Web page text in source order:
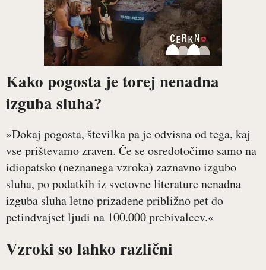
Kako pogosta je torej nenadna
izguba sluha?
»Dokaj pogosta, številka pa je odvisna od tega, kaj
vse prištevamo zraven. Če se osredotočimo samo na
idiopatsko (neznanega vzroka) zaznavno izgubo
sluha, po podatkih iz svetovne literature nenadna
izguba sluha letno prizadene približno pet do
petindvajset ljudi na 100.000 prebivalcev.«
Vzroki so lahko različni